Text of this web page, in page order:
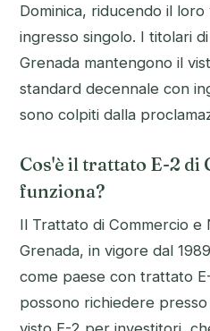
Dominica, riducendo il
ingresso singolo. I titolari
Grenada mantengono il
standard decennale con
sono colpiti dalla
Cos'è il trattato E-2 di
funziona?
Il Trattato di Commercio e
Grenada, in vigore dal
come paese con trattato
possono richiedere